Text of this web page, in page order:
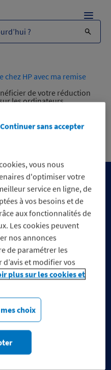
?
Menu
HP avec ma remise
de votre réduction
les ordinateurs,
numéro correspond à la
Read more »
pas
marques engagées
vous nous
d'optimiser votre
service en ligne, de
à vos besoins et de
aux fonctionnalités de
Les cookies peuvent
nos annonces
de paramétrer les
et modifier vos
plus sur les cookies et
choix
Continuer sans accepter